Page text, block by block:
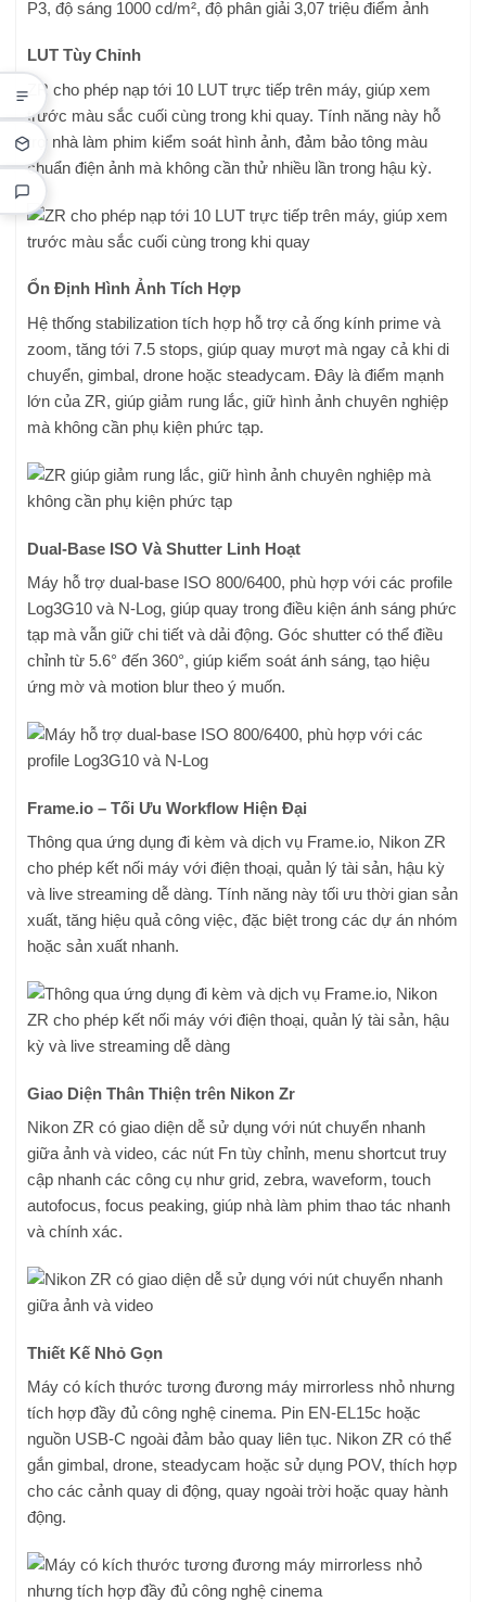
LUT Tùy Chỉnh
ZR cho phép nạp tới 10 LUT trực tiếp trên máy, giúp xem
trước màu sắc cuối cùng trong khi quay. Tính năng này hỗ
trợ nhà làm phim kiểm soát hình ảnh, đảm bảo tông màu
chuẩn điện ảnh mà không cần thử nhiều lần trong hậu kỳ.
Ổn Định Hình Ảnh Tích Hợp
Hệ thống stabilization tích hợp hỗ trợ cả ống kính prime và
zoom, tăng tới 7.5 stops, giúp quay mượt mà ngay cả khi di
chuyển, gimbal, drone hoặc steadycam. Đây là điểm mạnh
lớn của ZR, giúp giảm rung lắc, giữ hình ảnh chuyên nghiệp
mà không cần phụ kiện phức tạp.
Dual-Base ISO Và Shutter Linh Hoạt
Máy hỗ trợ dual-base ISO 800/6400, phù hợp với các profile
Log3G10 và N-Log, giúp quay trong điều kiện ánh sáng phức
tạp mà vẫn giữ chi tiết và dải động. Góc shutter có thể điều
chỉnh từ 5.6° đến 360°, giúp kiểm soát ánh sáng, tạo hiệu
ứng mờ và motion blur theo ý muốn.
Frame.io – Tối Ưu Workflow Hiện Đại
Thông qua ứng dụng đi kèm và dịch vụ Frame.io, Nikon ZR
cho phép kết nối máy với điện thoại, quản lý tài sản, hậu kỳ
và live streaming dễ dàng. Tính năng này tối ưu thời gian sản
xuất, tăng hiệu quả công việc, đặc biệt trong các dự án nhóm
hoặc sản xuất nhanh.
Giao Diện Thân Thiện trên Nikon Zr
Nikon ZR có giao diện dễ sử dụng với nút chuyển nhanh
giữa ảnh và video, các nút Fn tùy chỉnh, menu shortcut truy
cập nhanh các công cụ như grid, zebra, waveform, touch
autofocus, focus peaking, giúp nhà làm phim thao tác nhanh
và chính xác.
Thiết Kế Nhỏ Gọn
Máy có kích thước tương đương máy mirrorless nhỏ nhưng
tích hợp đầy đủ công nghệ cinema. Pin EN-EL15c hoặc
nguồn USB-C ngoài đảm bảo quay liên tục. Nikon ZR có thể
gắn gimbal, drone, steadycam hoặc sử dụng POV, thích hợp
cho các cảnh quay di động, quay ngoài trời hoặc quay hành
động.